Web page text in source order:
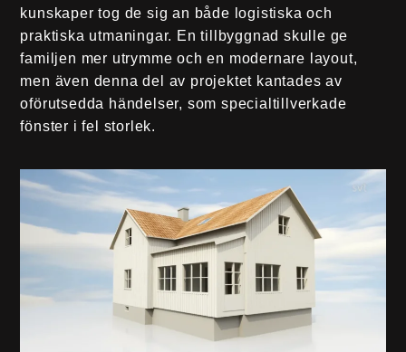
kunskaper tog de sig an både logistiska och
praktiska utmaningar. En tillbyggnad skulle ge
familjen mer utrymme och en modernare layout,
men även denna del av projektet kantades av
oförutsedda händelser, som specialtillverkade
fönster i fel storlek.